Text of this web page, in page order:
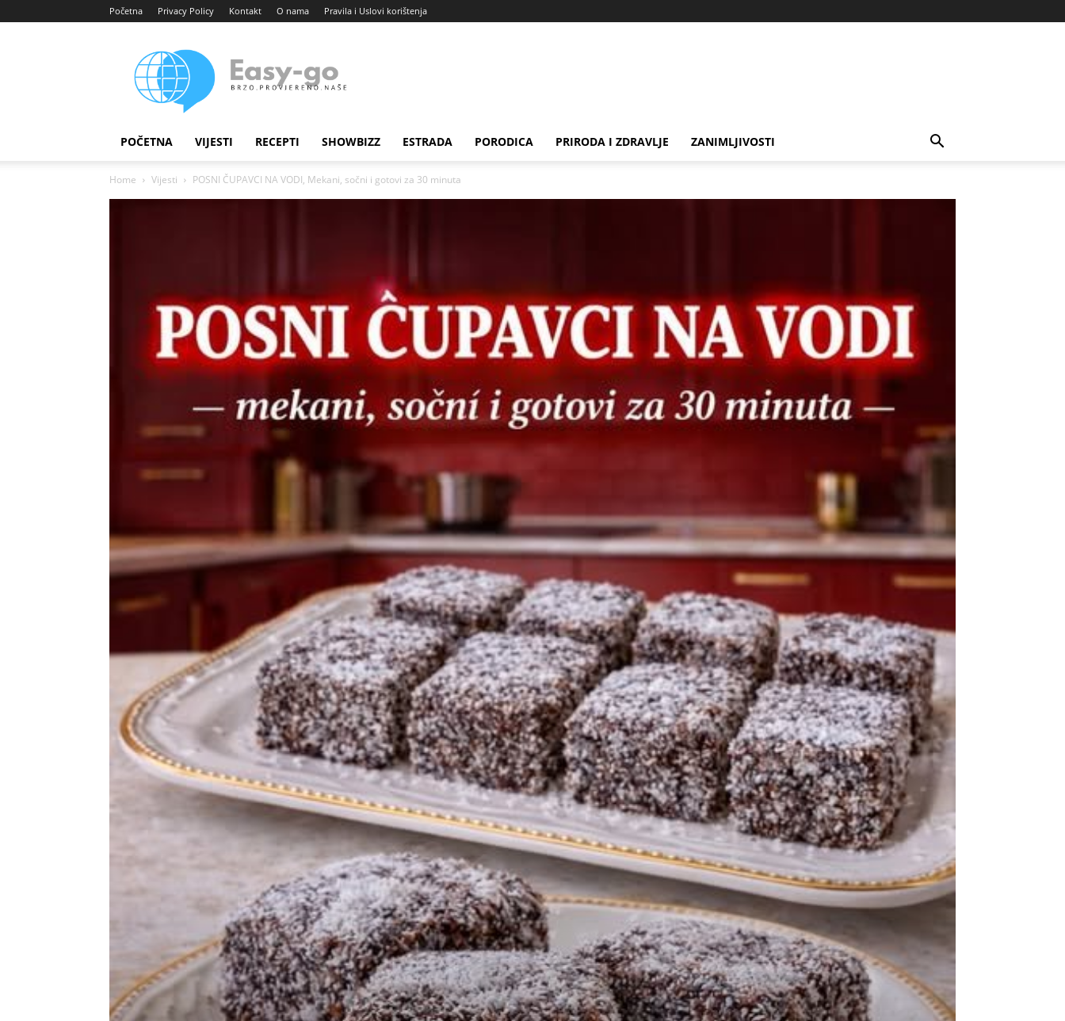
Početna Privacy Policy Kontakt O nama Pravila i Uslovi korištenja
portal
POČETNA VIJESTI RECEPTI SHOWBIZZ ESTRADA PORODICA PRIRODA I ZDRAVLJE ZANIMLJIVOSTI
Home Vijesti POSNI ČUPAVCI NA VODI, Mekani, sočni i gotovi za 30 minuta